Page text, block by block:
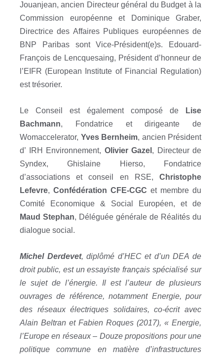
Jouanjean, ancien Directeur général du Budget à la
Commission européenne et Dominique Graber,
Directrice des Affaires Publiques européennes de
BNP Paribas sont Vice-Président(e)s. Edouard-
François de Lencquesaing, Président d’honneur de
l’EIFR (European Institute of Financial Regulation)
est trésorier.
Le Conseil est également composé de
Lise
Bachmann, Fondatrice et dirigeante de
Womaccelerator, Yves Bernheim, ancien Président
d’ IRH Environnement, Olivier Gazel , Directeur de
Syndex, Ghislaine Hierso, Fondatrice
d’associations et conseil en RSE, Christophe
Lefevre, Confédération CFE-CGC et membre du
Comité Economique & Social Européen, et de
Maud Stephan, Déléguée générale de Réalités du
dialogue social.
Michel Derdevet, diplômé d’HEC et d’un DEA de
droit public, est un essayiste français spécialisé sur
le sujet de l’énergie. Il est l’auteur de plusieurs
ouvrages de référence, notamment Energie, pour
des réseaux électriques solidaires, co-écrit avec
Alain Beltran et Fabien Roques (2017), « Energie,
l’Europe en réseaux – Douze propositions pour une
politique commune en matière d’infrastructures